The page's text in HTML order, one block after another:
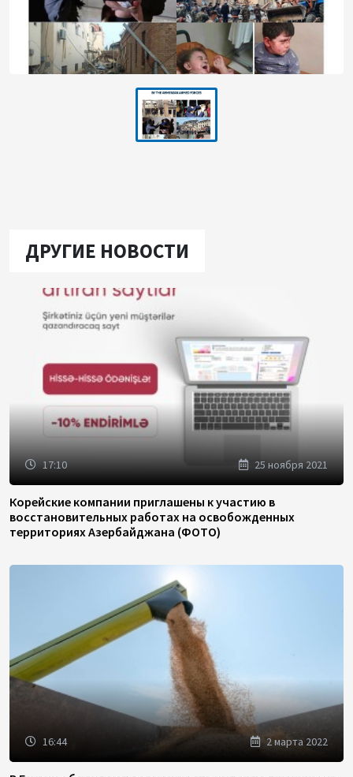
ДРУГИЕ НОВОСТИ
17:10 25 ноября 2021
Корейские компании приглашены к участию в
восстановительных работах на освобожденных
территориях Азербайджана (ФОТО)
16:44 2 марта 2022